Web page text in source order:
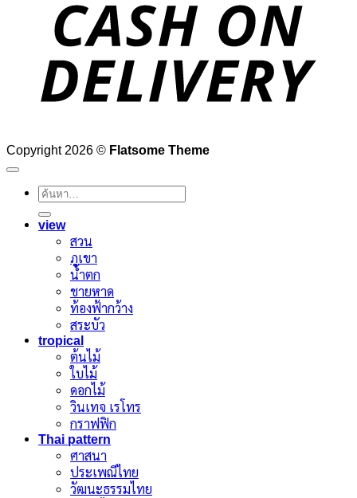
Copyright 2026 © Flatsome Theme
ค้นหา:
view
สวน
ภูเขา
น้ำตก
ชายหาด
ท้องฟ้ากว้าง
สระบัว
tropical
ต้นไม้
ใบไม้
ดอกไม้
วินเทจ เรโทร
กราฟฟิก
Thai pattern
ศาสนา
ประเพณีไทย
วัฒนะธรรมไทย